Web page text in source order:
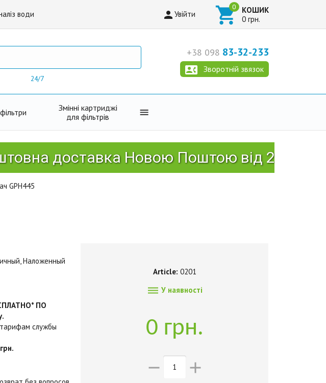
води Увійти  КОШИК
0 грн.
24/7
+38 098 83-32-233
Зворотній звязок
Змінні картриджі
для фільтрів

доставка Новою Поштою від 2999 грн!
GPH445
Article: 0201
 У наявності
0 грн.
 
Наложенный
ПО
службы